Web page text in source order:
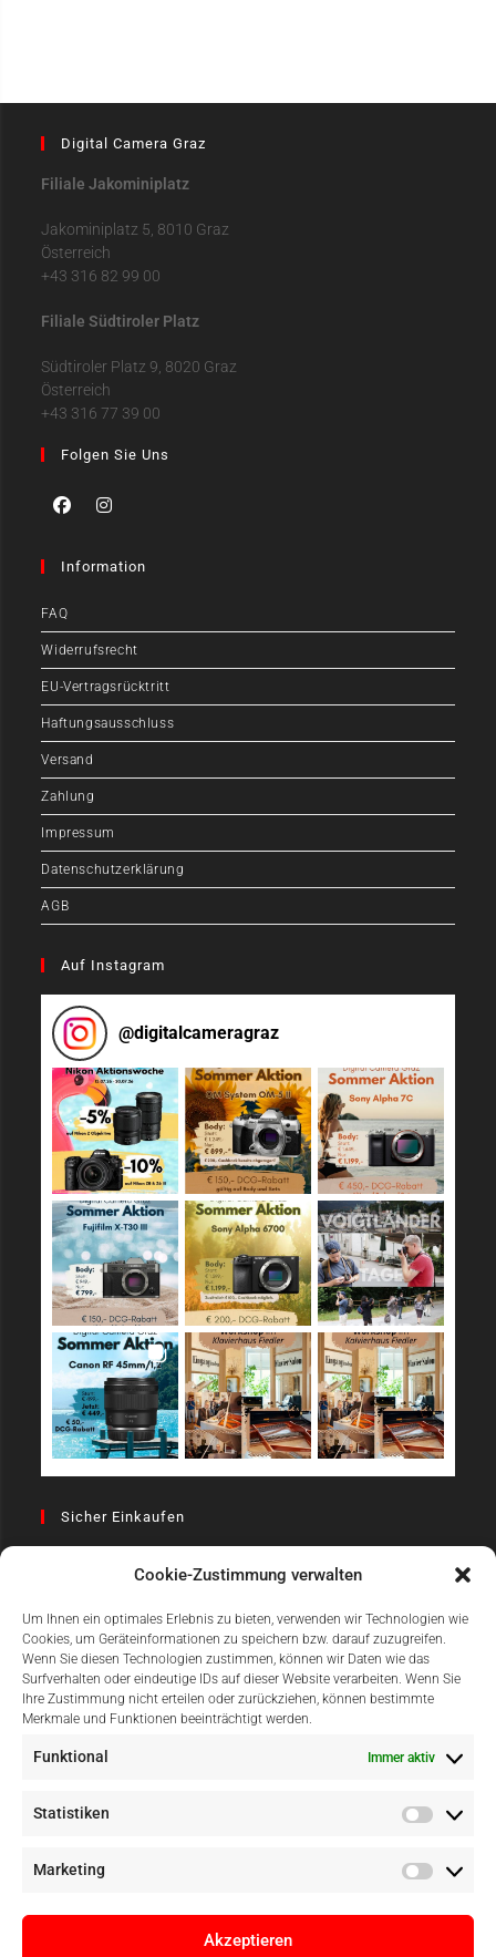
Cookie-Zustimmung verwalten
Um Ihnen ein optimales Erlebnis zu bieten, verwenden wir Technologien wie
Cookies, um Geräteinformationen zu speichern bzw. darauf zuzugreifen.
Wenn Sie diesen Technologien zustimmen, können wir Daten wie das
Surfverhalten oder eindeutige IDs auf dieser Website verarbeiten. Wenn Sie
Ihre Zustimmung nicht erteilen oder zurückziehen, können bestimmte
Merkmale und Funktionen beeinträchtigt werden.
Funktional Immer aktiv
Statistiken
Marketing
Akzeptieren
Digital Camera Graz
Filiale Jakominiplatz
Jakominiplatz 5, 8010 Graz
Österreich
+43 316 82 99 00
Filiale Südtiroler Platz
Südtiroler Platz 9, 8020 Graz
Österreich
+43 316 77 39 00
Folgen Sie Uns
Information
FAQ
Widerrufsrecht
EU-Vertragsrücktritt
Haftungsausschluss
Versand
Zahlung
Impressum
Datenschutzerklärung
AGB
Auf Instagram
@digitalcameragraz
Sicher Einkaufen
Einfach Online Bezahlen